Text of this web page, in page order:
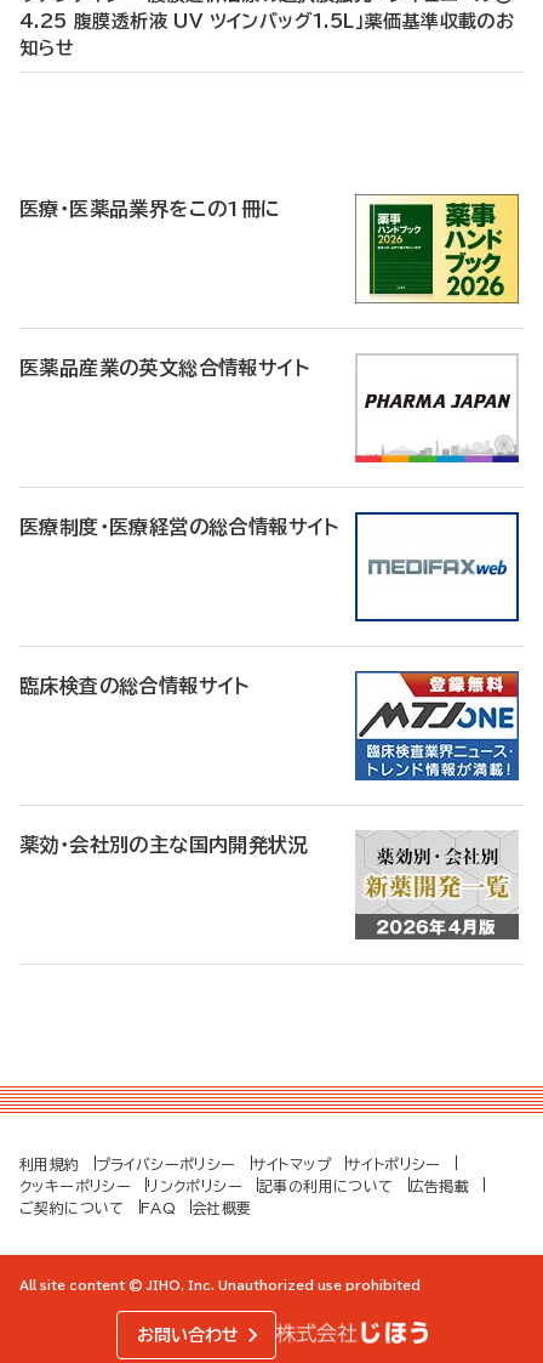
4.25 腹膜透析液 UV ツインバッグ1.5L」薬価基準収載のお
知らせ
医療・医薬品業界をこの1冊に
医薬品産業の英文総合情報サイト
医療制度・医療経営の総合情報サイト
臨床検査の総合情報サイト
薬効・会社別の主な国内開発状況
利用規約 プライバシーポリシー サイトマップ
サイトポリシー
クッキーポリシー
リンクポリシー 記事の利用について
広告掲載
ご契約について
FAQ 会社概要
All site content © JIHO, Inc. Unauthorized use prohibited
お問い合わせ